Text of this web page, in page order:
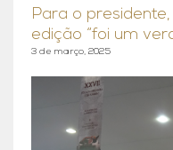
Para o
edição “foi um
3 de março, 2025